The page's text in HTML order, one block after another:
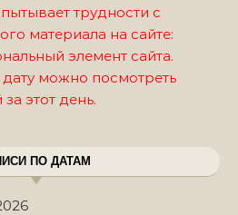
трудности с
материала на сайте:
элемент сайта.
можно посмотреть
этот день.
ПО ДАТАМ